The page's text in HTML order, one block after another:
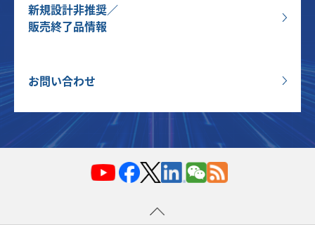
新規設計非推奨／
販売終了品情報
お問い合わせ